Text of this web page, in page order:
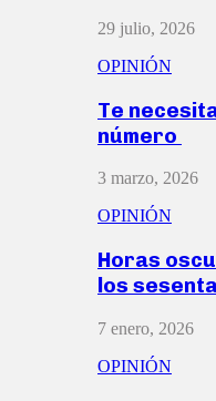
29 julio, 2026
OPINIÓN
Te
número
3 marzo, 2026
OPINIÓN
Horas
los
7 enero, 2026
OPINIÓN